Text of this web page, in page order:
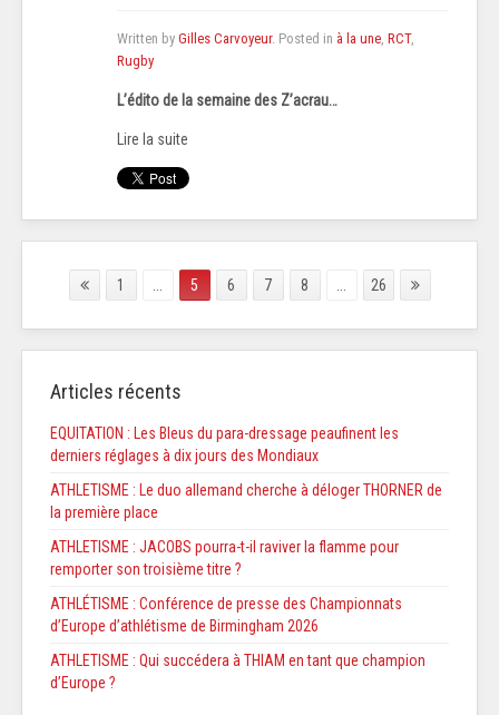
Written by Gilles Carvoyeur. Posted in à la une RCT,
Rugby
L’édito de la semaine des Z’acrau…
Lire la suite
1 5 6 7 8 26
Articles récents
EQUITATION : Les Bleus du para-dressage peaufinent les
derniers réglages à dix jours des Mondiaux
ATHLETISME : Le duo allemand cherche à déloger THORNER de
la première place
ATHLETISME : JACOBS pourra-t-il raviver la flamme pour
remporter son troisième titre ?
ATHLÉTISME : Conférence de presse des Championnats
d’Europe d’athlétisme de Birmingham 2026
ATHLETISME : Qui succédera à THIAM en tant que champion
d’Europe ?